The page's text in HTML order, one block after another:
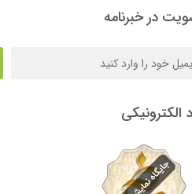
در خبرنامه
الکترونیکی